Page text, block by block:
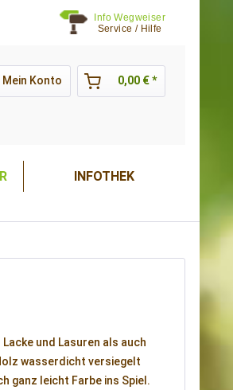
Info Wegweiser
Service / Hilfe
Mein Konto 0,00 € *
INFOTHEK
und Lasuren als auch
wasserdicht versiegelt
ganz leicht Farbe ins Spiel.